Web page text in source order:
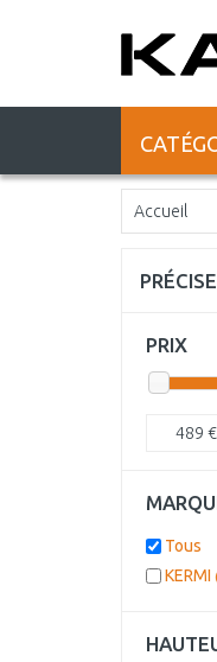
Accueil
PRIX
489 €
Tous
KERMI